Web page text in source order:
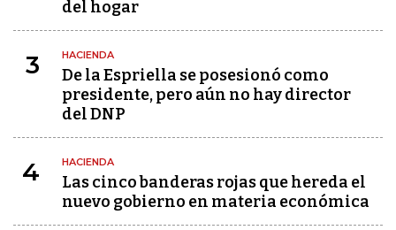
del hogar
3 HACIENDA
De la Espriella se posesionó como
presidente, pero aún no hay director
del DNP
4 HACIENDA
Las cinco banderas rojas que hereda el
nuevo gobierno en materia económica